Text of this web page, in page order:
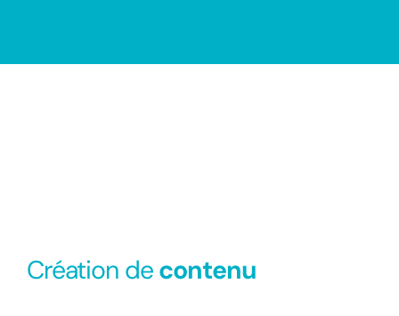
Création decontenu